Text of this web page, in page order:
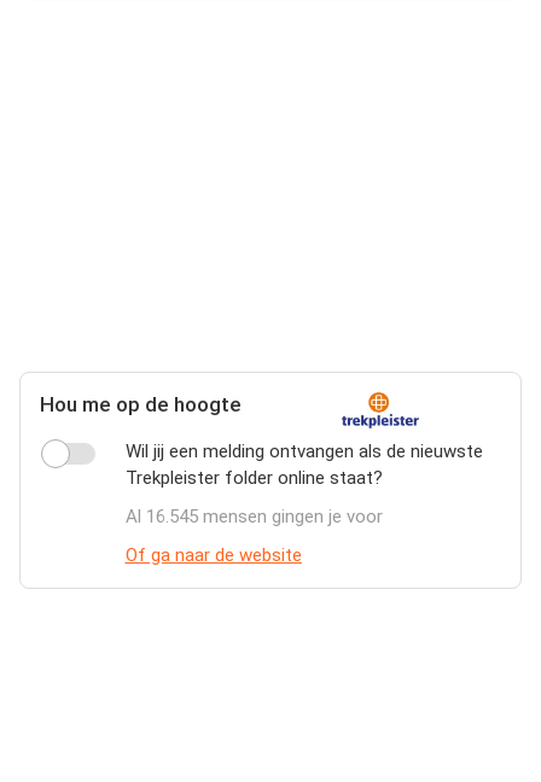
Hou me op de hoogte
Wil jij een melding ontvangen als de nieuwste
Trekpleister folder online staat?
Al 16.545 mensen gingen je voor
Of ga naar de website